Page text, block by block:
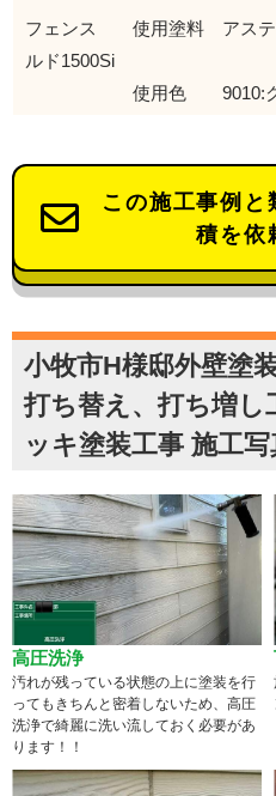
フェンス 使用塗料 アステ
ルド1500Si
使用色 9010:クー
この施工事例と
積を依
小牧市H様邸外壁塗
打ち替え、打ち増し
ッキ塗装工事 施工写
高圧洗浄
汚れが残っている状態の上に塗装を行
ってもきちんと密着しないため、高圧
洗浄で綺麗に洗い流しておく必要があ
ります！！